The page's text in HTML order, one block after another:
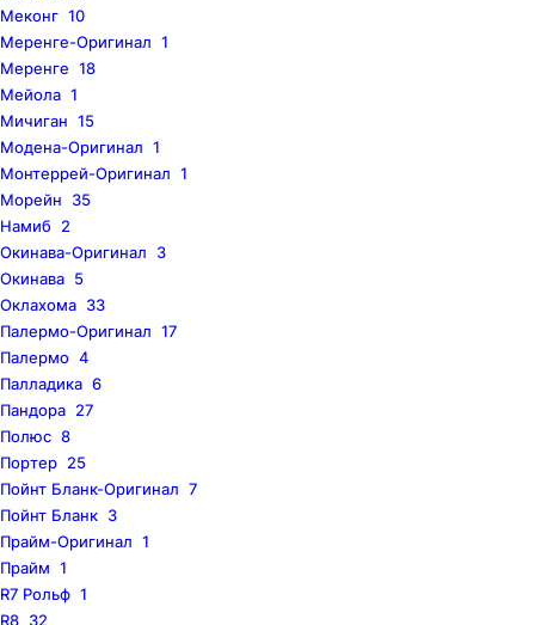
Меконг 10
Меренге-Оригинал 1
Меренге 18
Мейола 1
Мичиган 15
Модена-Оригинал 1
Монтеррей-Оригинал 1
Морейн
35
Намиб
2
Окинава-Оригинал
3
Окинава 5
Оклахома 33
Палермо-Оригинал 17
Палермо 4
Палладика 6
Пандора 27
Полюс 8
Портер 25
Пойнт Бланк-Оригинал 7
Пойнт Бланк 3
Прайм-Оригинал 1
Прайм 1
R7 Рольф 1
R8 32